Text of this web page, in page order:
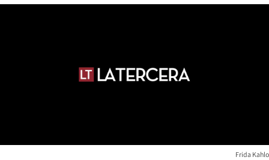
Frida Kahlo